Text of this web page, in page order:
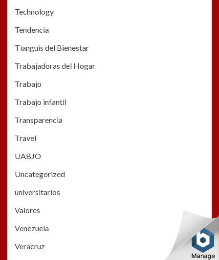
Technology
Tendencia
Tianguis del Bienestar
Trabajadoras del Hogar
Trabajo
Trabajo infantil
Transparencia
Travel
UABJO
Uncategorized
universitarios
Valores
Venezuela
Veracruz